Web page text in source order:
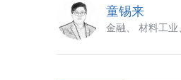
童锡来
金融、 材料工